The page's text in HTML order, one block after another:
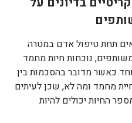
תחת טיפול אדם במטרה
נוכחות חיות מחמד
כאשר מדובר בהסכמות בין
מחמד ומה לא, שכן לעיתים
החיות יכולים להיות